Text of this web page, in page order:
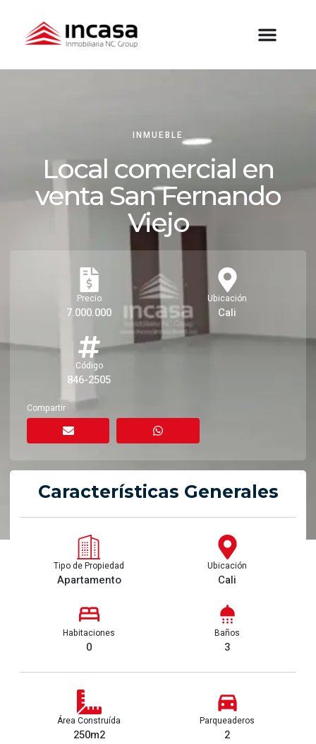
INMUEBLE
Local comercial en
venta San Fernando
Viejo
Precio
7.000.000
Ubicación
Cali
Código
846-2505
Compartir
Características Generales
Tipo de Propiedad
Apartamento
Ubicación
Cali
Habitaciones
0
Baños
3
Área Construída
250m2
Parqueaderos
2